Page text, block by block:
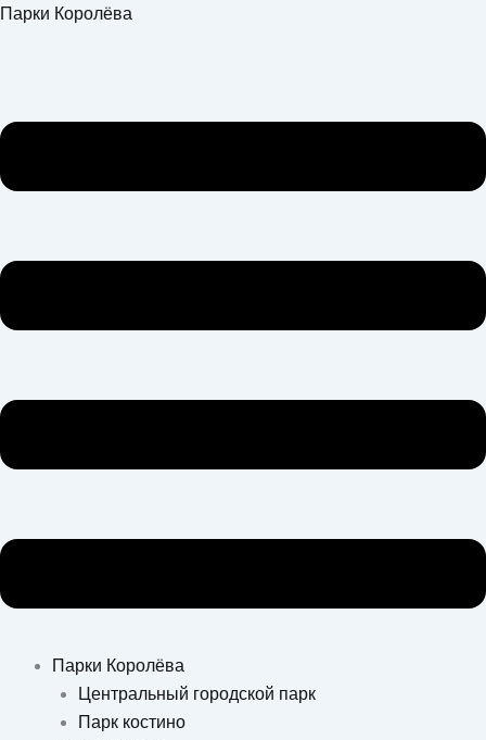
Перейти
Парки Королёва
Меню
Парки Королёва
Центральный городской парк
Парк костино